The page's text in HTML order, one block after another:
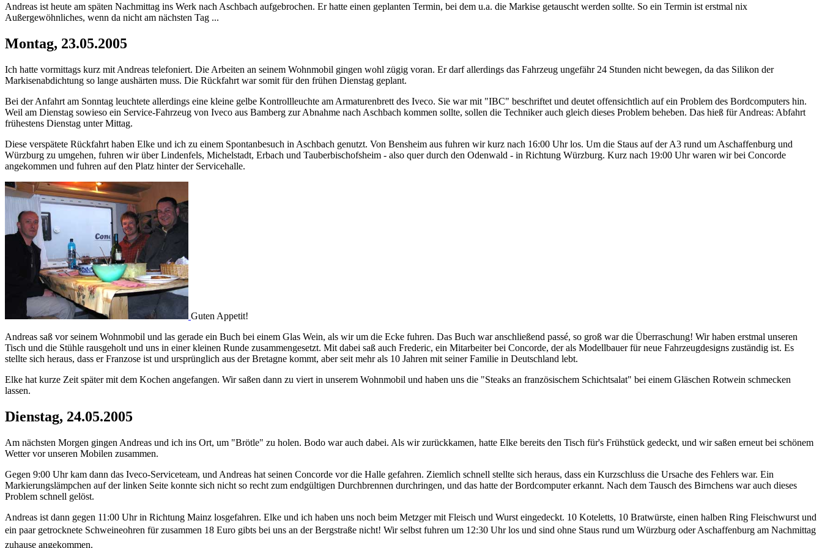
Andreas ist heute am späten Nachmittag ins Werk nach Aschbach aufgebrochen. Er hatte einen geplanten Termin, bei dem u.a. die Markise getauscht werden sollte. So ein Termin ist erstmal nix
Außergewöhnliches, wenn da nicht am nächsten Tag ...
Montag, 23.05.2005
Ich hatte vormittags kurz mit Andreas telefoniert. Die Arbeiten an seinem Wohnmobil gingen wohl zügig voran. Er darf allerdings das Fahrzeug ungefähr 24 Stunden nicht bewegen, da das Silikon der
Markisenabdichtung so lange aushärten muss. Die Rückfahrt war somit für den frühen Dienstag geplant.
Bei der Anfahrt am Sonntag leuchtete allerdings eine kleine gelbe Kontrollleuchte am Armaturenbrett des Iveco. Sie war mit "IBC" beschriftet und deutet offensichtlich auf ein Problem des Bordcomputers hin.
Weil am Dienstag sowieso ein Service-Fahrzeug von Iveco aus Bamberg zur Abnahme nach Aschbach kommen sollte, sollen die Techniker auch gleich dieses Problem beheben. Das hieß für Andreas: Abfahrt
frühestens Dienstag unter Mittag.
Diese verspätete Rückfahrt haben Elke und ich zu einem Spontanbesuch in Aschbach genutzt. Von Bensheim aus fuhren wir kurz nach 16:00 Uhr los. Um die Staus auf der A3 rund um Aschaffenburg und
Würzburg zu umgehen, fuhren wir über Lindenfels, Michelstadt, Erbach und Tauberbischofsheim - also quer durch den Odenwald - in Richtung Würzburg. Kurz nach 19:00 Uhr waren wir bei Concorde
angekommen und fuhren auf den Platz hinter der Servicehalle.
Guten Appetit!
Andreas saß vor seinem Wohnmobil und las gerade ein Buch bei einem Glas Wein, als wir um die Ecke fuhren. Das Buch war anschließend passé, so groß war die Überraschung! Wir haben erstmal unseren
Tisch und die Stühle rausgeholt und uns in einer kleinen Runde zusammengesetzt. Mit dabei saß auch Frederic, ein Mitarbeiter bei Concorde, der als Modellbauer für neue Fahrzeugdesigns zuständig ist. Es
stellte sich heraus, dass er Franzose ist und ursprünglich aus der Bretagne kommt, aber seit mehr als 10 Jahren mit seiner Familie in Deutschland lebt.
Elke hat kurze Zeit später mit dem Kochen angefangen. Wir saßen dann zu viert in unserem Wohnmobil und haben uns die "Steaks an französischem Schichtsalat" bei einem Gläschen Rotwein schmecken
lassen.
Dienstag, 24.05.2005
Am nächsten Morgen gingen Andreas und ich ins Ort, um "Brötle" zu holen. Bodo war auch dabei. Als wir zurückkamen, hatte Elke bereits den Tisch für's Frühstück gedeckt, und wir saßen erneut bei schönem
Wetter vor unseren Mobilen zusammen.
Gegen 9:00 Uhr kam dann das Iveco-Serviceteam, und Andreas hat seinen Concorde vor die Halle gefahren. Ziemlich schnell stellte sich heraus, dass ein Kurzschluss die Ursache des Fehlers war. Ein
Markierungslämpchen auf der linken Seite konnte sich nicht so recht zum endgültigen Durchbrennen durchringen, und das hatte der Bordcomputer erkannt. Nach dem Tausch des Birnchens war auch dieses
Problem schnell gelöst.
Andreas ist dann gegen 11:00 Uhr in Richtung Mainz losgefahren. Elke und ich haben uns noch beim Metzger mit Fleisch und Wurst eingedeckt. 10 Koteletts, 10 Bratwürste, einen halben Ring Fleischwurst und
ein paar getrocknete Schweineohren für zusammen 18 Euro gibts bei uns an der Bergstraße nicht! Wir selbst fuhren um 12:30 Uhr los und sind ohne Staus rund um Würzburg oder Aschaffenburg am Nachmittag
zuhause angekommen.